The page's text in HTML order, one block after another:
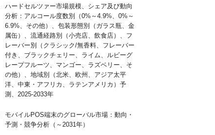
ハードセルツァー市場規模、シェア及び動向
分析：アルコール度数別（0%～4.9%、0%～
6.9%、その他）、包装形態別（ガラス瓶、金
属缶）、流通経路別（小売店、飲食店）、フ
レーバー別（クラシック/無香料、フレーバー
付き、ブラックチェリー、ライム、ルビーグ
レープフルーツ、マンゴー、ラズベリー、そ
の他）、地域別（北米、欧州、アジア太平
洋、中東・アフリカ、ラテンアメリカ）予
測、2025-2033年
モバイルPOS端末のグローバル市場：動向・
予測・競争分析（～2031年）